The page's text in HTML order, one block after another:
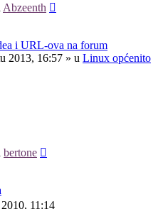
Abzeenth
i URL-ova na forum
2013, 16:57 » u Linux općenito
bertone
11:14